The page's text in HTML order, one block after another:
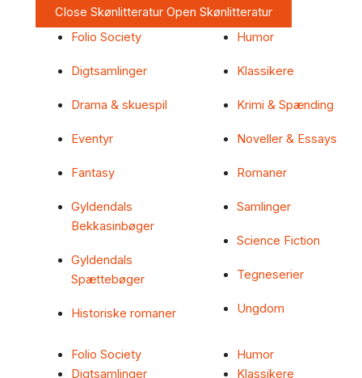
Close Skønlitteratur Open Skønlitteratur
Folio Society
Digtsamlinger
Drama & skuespil
Eventyr
Fantasy
Gyldendals
Bekkasinbøger
Gyldendals
Spættebøger
Historiske romaner
Humor
Klassikere
Krimi & Spænding
Noveller & Essays
Romaner
Samlinger
Science Fiction
Tegneserier
Ungdom
Folio Society
Digtsamlinger
Humor
Klassikere